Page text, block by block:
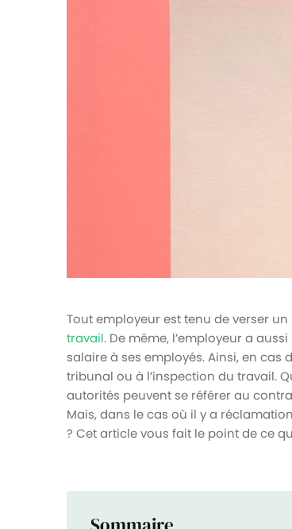
Tout employeur est tenu de verser
travail. De même, l’employeur a
salaire à ses employés. Ainsi, en
tribunal ou à l’inspection du travail.
autorités peuvent se référer au
Mais, dans le cas où il y a
? Cet article vous fait le point de ce